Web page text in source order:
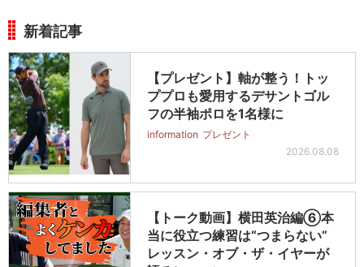
新着記事
【プレゼント】軸が整う！トッ
ププロも愛用するデサントゴル
フの半袖ポロを1名様に
information プレゼント
2026.08.08
【トーク動画】横田英治編⑥本
当に役立つ練習は“つまらない”
レッスン・オブ・ザ・イヤーが